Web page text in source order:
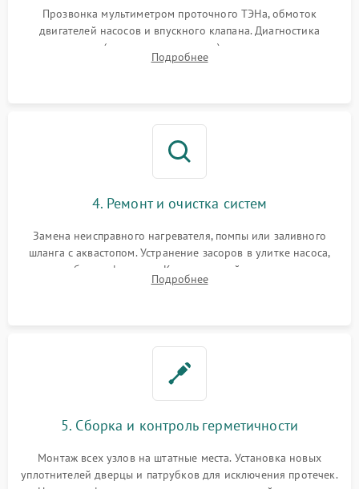
Прозвонка мультиметром проточного ТЭНа, обмоток
двигателей насосов и впускного клапана. Диагностика
прессостата (датчика уровня воды), датчика мутности,
концевика дверцы и электронного модуля управления.
Подробнее
4. Ремонт и очистка систем
Замена неисправного нагревателя, помпы или заливного
шланга с аквастопом. Устранение засоров в улитке насоса,
патрубках и фильтрах. Компонентный ремонт платы
управления, восстановление поврежденной проводки.
Подробнее
5. Сборка и контроль герметичности
Монтаж всех узлов на штатные места. Установка новых
уплотнителей дверцы и патрубков для исключения протечек.